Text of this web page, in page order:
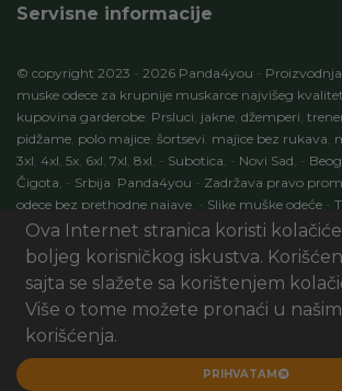
Servisne informacije
© copyright 2023 - 2026 Panda4you -
muske odece za krupnije muskarce najvišeg
kupovina garderobe: Prsluci, jakne, džemperi,
pidžame, polo majice, šortsevi, majice bez rukava,
3xl, 4xl, 5x, 6xl, 7xl, 8xl, - Subotica, - Novi Sad, -
Čigota, - Srbija. Panda4you - Zadržava pravo
odece bez prethodne najave. - Slike muške odeće -
specifikacije proizvoda budu 100% tačni opisi
by:
ECOM Profit . Seo optimizacija : Marketing AI
Sva prava zadržana
UI/UX & Art Direction by Sxablon Studio,
DOO
Ova Internet stranica koristi
boljeg korisničkog iskustva.
sajta se slažete sa korištenjem
Više o tome možete pronaći u
korišćenja.
PRIHVATAM